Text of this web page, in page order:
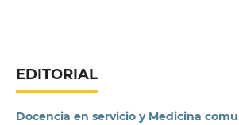
EDITORIAL
Docencia en servicio y Medicina